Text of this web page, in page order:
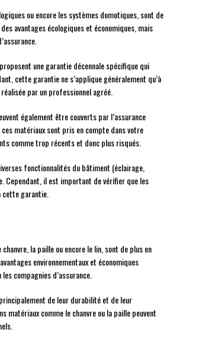
ou encore les systèmes domotiques, sont de
avantages écologiques et économiques, mais
une garantie décennale spécifique qui
cette garantie ne s’applique généralement qu’à
par un professionnel agréé.
également être couverts par l’assurance
matériaux sont pris en compte dans votre
comme trop récents et donc plus risqués.
fonctionnalités du bâtiment (éclairage,
Cependant, il est important de vérifier que les
garantie.
la paille ou encore le lin, sont de plus en
environnementaux et économiques
compagnies d’assurance.
de leur durabilité et de leur
comme le chanvre ou la paille peuvent